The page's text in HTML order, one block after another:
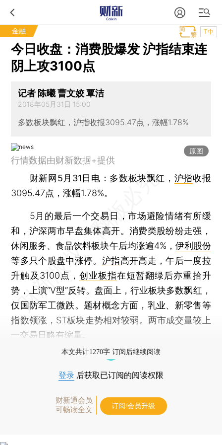
金融 T中
今日收盘：消费股爆发 沪指结束连
阴上攻3100点
记者 陈曦 曹文姣 覃洁
2018年05月31日 15:00
多数板块飘红，沪指收报3095.47点，涨幅1.78%
原图
行情数据由财新数据+提供
财新网5月31日电 ：多数板块飘红， 沪指收报
3095.47点，涨幅1.78%。
5月的最后一个交易日，市场避险情绪有所缓
和，沪深两市早盘集体高开。消费类股纷纷走强，
休闲服务、食品饮料板块午后均涨逾4%， 伊利股份
等多只个股盘中涨停。 沪指高开高走，午后一度拉
升触及3100点， 创业板指在短暂翻绿后亦重拾升
势，上演“V型”反转。盘面上，行业板块多数飘红，
仅国防军工微跌。题材概念方面，乳业、新零售等
指数领涨，ST板块走势相对较弱。两市成交量较上
一交易日略有缩量。
本文共计1270字 订阅后继续阅读
登录 后获取已订阅的阅读权限
财新通会员
可畅读全文
订阅/会员升级